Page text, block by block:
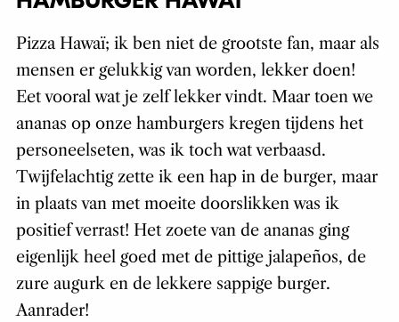
Pizza Hawaï; ik ben niet de grootste fan, maar als
mensen er gelukkig van worden, lekker doen!
Eet vooral wat je zelf lekker vindt. Maar toen we
ananas op onze hamburgers kregen tijdens het
personeelseten, was ik toch wat verbaasd.
Twijfelachtig zette ik een hap in de burger, maar
in plaats van met moeite doorslikken was ik
positief verrast! Het zoete van de ananas ging
eigenlijk heel goed met de pittige jalapeños, de
zure augurk en de lekkere sappige burger.
Aanrader!